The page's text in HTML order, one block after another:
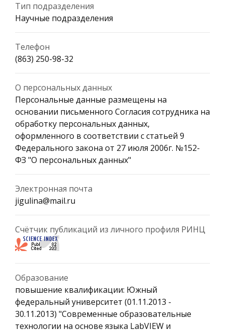
Тип подразделения
Научные подразделения
Телефон
(863) 250-98-32
О персональных данных
Персональные данные размещены на
основании письменного Согласия сотрудника на
обработку персональных данных,
оформленного в соответствии с статьей 9
Федерального закона от 27 июля 2006г. №152-
ФЗ "О персональных данных"
Электронная почта
jigulina@mail.ru
Счётчик публикаций из личного профиля РИНЦ
Образование
повышение квалификации: Южный
федеральный университет (01.11.2013 -
30.11.2013) "Современные образовательные
технологии на основе языка LabVIEW и